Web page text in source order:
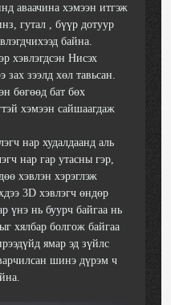
аваачина хэмээн итгэж
гутал , бүүр дотуур
байна.
Нисэх
зээлд хөл тавьсан.
бөгөөд бат бөх
хэмээн сайшаагдаж
юм.
худалдаанд аль
нар гар утасны гэр,
хэвлэн хэрэглэж
3D хэвлэгч өндөр
үнэ нь буурч байгаа нь
хялбар болгож байгаа
ямар эд зүйлс
шинэ дүрэм ч